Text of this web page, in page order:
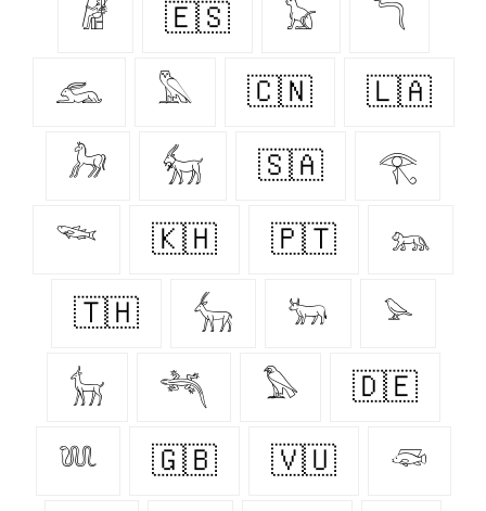
𓁈 🇪🇸 𓃠 𓆓
𓃹 𓅓 🇨🇳 🇱🇦
𓃗 𓃶 🇸🇦 𓂀
𓆝 🇰🇭 🇵🇹 𓃬
🇹🇭 𓃲 𓃽 𓅫
𓃴 𓆈 𓅃 🇩🇪
𓆚 🇬🇧 🇻🇺 𓆛